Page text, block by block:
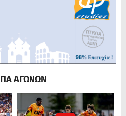
ΑΓΩΝΩΝ